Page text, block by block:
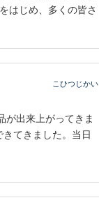
はじめ、多くの皆さ
こひつじかい
が出来上がってきま
てきました。当日